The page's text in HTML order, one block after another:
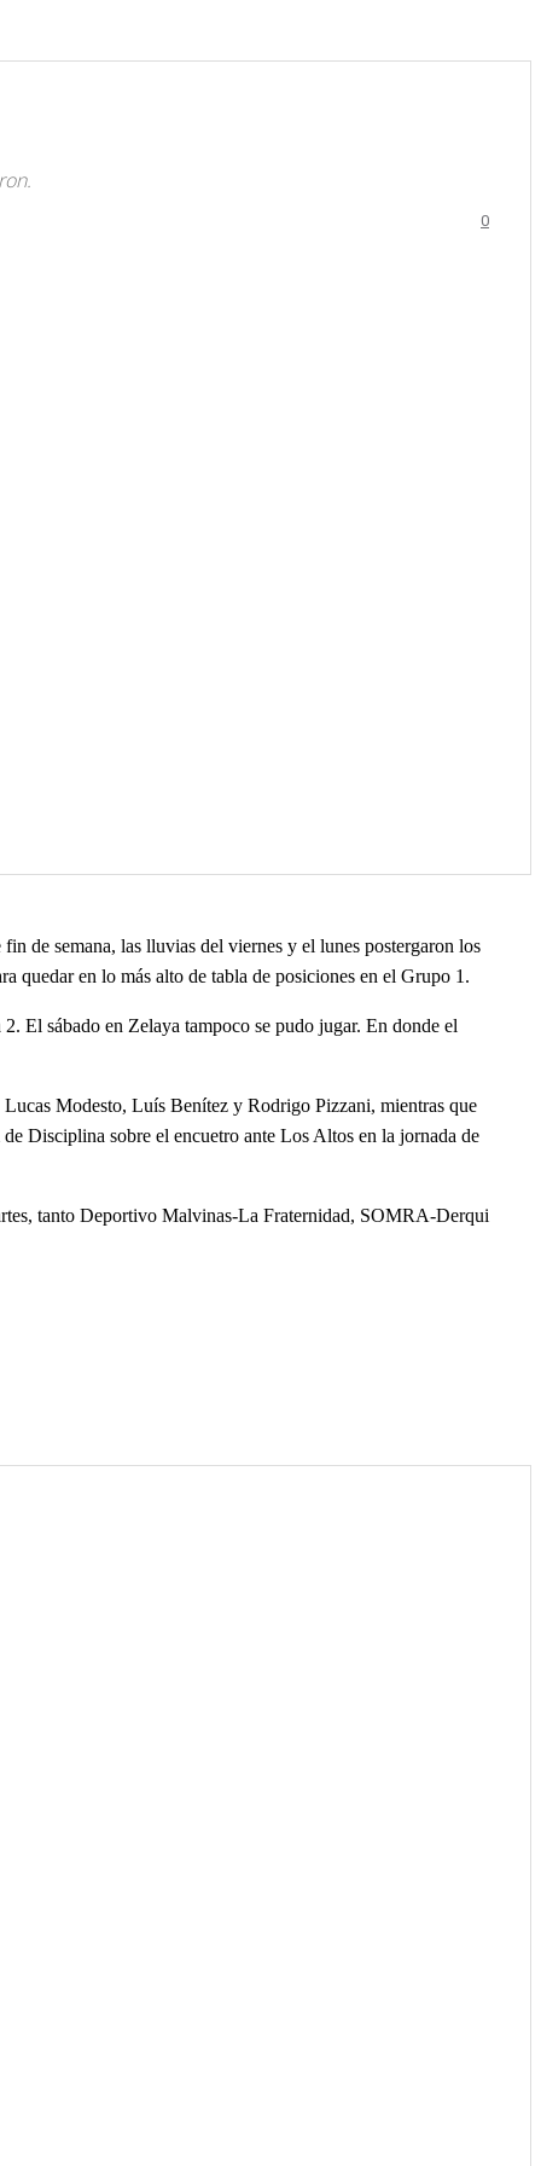
0
de semana, las lluvias del viernes y el lunes postergaron los
quedar en lo más alto de tabla de posiciones en el Grupo 1.
El sábado en Zelaya tampoco se pudo jugar. En donde el
Modesto, Luís Benítez y Rodrigo Pizzani, mientras que
Disciplina sobre el encuetro ante Los Altos en la jornada de
tanto Deportivo Malvinas-La Fraternidad, SOMRA-Derqui